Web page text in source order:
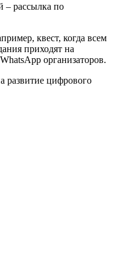
– рассылка по
квест, когда всем
приходят на
организаторов.
развитие цифрового